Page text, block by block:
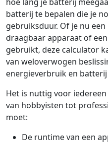
batterij te bepalen die je
gebruiksduur. Of je nu
draagbaar apparaat of
gebruikt, deze calculator
van weloverwogen
energieverbruik en
Het is nuttig voor
van hobbyisten tot
moet:
De runtime van een